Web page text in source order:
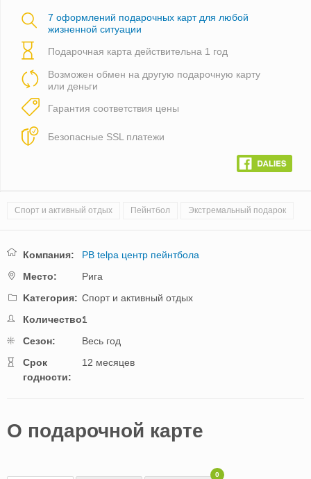
7 оформлений подарочных карт для любой
жизненной ситуации
Подарочная карта действительна 1 год
Возможен обмен на другую подарочную карту
или деньги
Гарантия соответствия цены
Безопасные SSL платежи
Спорт и активный отдых Пейнтбол Экстремальный подарок
Компания:
PB telpa центр пейнтбола
Mестo:
Рига
Kатегория: Спорт и активный отдых
Количество:1
Cезон:
Весь год
Cрок
годности:
12 месяцев
O подарочной картe
0